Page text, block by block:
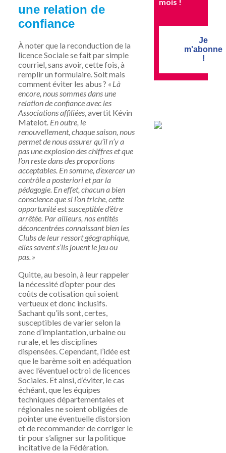
une relation de
confiance
À noterque la reconduction de la
licence Sociale se fait par simple
courriel, sans avoir, cette fois, à
remplir un formulaire. Soit mais
comment éviter les abus ? « Là
encore, nous sommes dans une
relation de confiance avec les
Associations affiliées, avertit Kévin
Matelot. En outre, le
renouvellement, chaque saison, nous
permet de nous assurer qu’il n’y a
pas une explosion des chiffres et que
l’on reste dans des proportions
acceptables. En somme, d’exercer un
contrôle a posteriori et par la
pédagogie. En effet, chacun a bien
conscience que si l’on triche, cette
opportunité est susceptible d’être
arrêtée. Par ailleurs, nos entités
déconcentrées connaissant bien les
Clubs de leur ressort géographique,
elles savent s’ils jouent le jeu ou
pas. »
Quitte, au besoin, à leur rappeler
la nécessité d’opter pour des
coûts de cotisation qui soient
vertueux et donc inclusifs.
Sachant qu’ils sont, certes,
susceptibles de varier selon la
zone d’implantation, urbaine ou
rurale, et les disciplines
dispensées. Cependant, l’idée est
que le barème soit en adéquation
avec l’éventuel octroi de licences
Sociales. Et ainsi, d’éviter, le cas
échéant, queles équipes
techniques départementales et
régionales ne soient obligées de
pointer une éventuelle distorsion
et de recommander de corriger le
tir pour s’aligner sur la politique
incitative de la Fédération.
Je
m'abonne
!